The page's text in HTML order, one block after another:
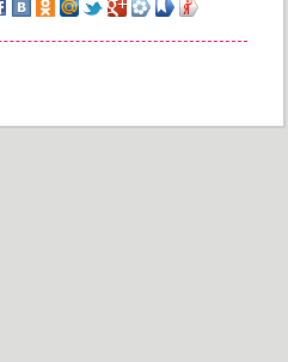
Установи окно и получи